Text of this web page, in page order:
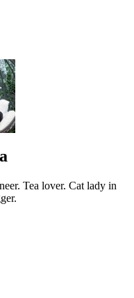
Tea lover. Cat lady in